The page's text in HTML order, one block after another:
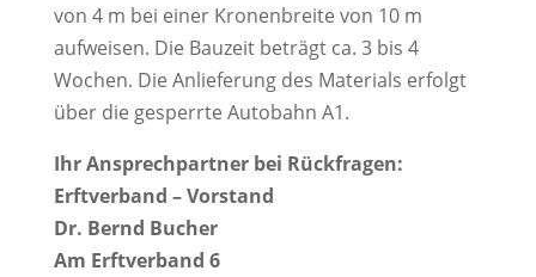
von 4 m bei einer Kronenbreite von 10 m
aufweisen. Die Bauzeit beträgt ca. 3 bis 4
Wochen. Die Anlieferung des Materials erfolgt
über die gesperrte Autobahn A1.
Ihr Ansprechpartner bei Rückfragen:
Erftverband – Vorstand
Dr. Bernd Bucher
Am Erftverband 6